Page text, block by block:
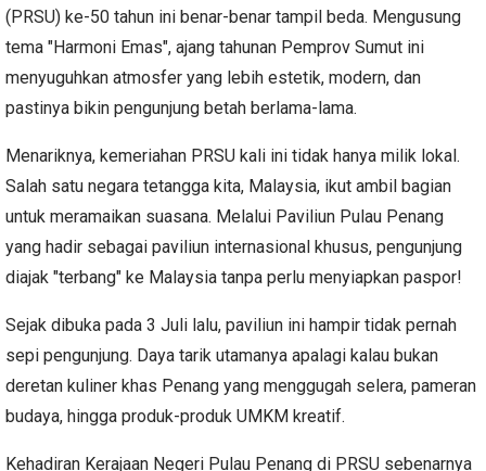
(PRSU) ke-50 tahun ini benar-benar tampil beda. Mengusung
tema "Harmoni Emas", ajang tahunan Pemprov Sumut ini
menyuguhkan atmosfer yang lebih estetik, modern, dan
pastinya bikin pengunjung betah berlama-lama.
Menariknya, kemeriahan PRSU kali ini tidak hanya milik lokal.
Salah satu negara tetangga kita, Malaysia, ikut ambil bagian
untuk meramaikan suasana. Melalui Paviliun Pulau Penang
yang hadir sebagai paviliun internasional khusus, pengunjung
diajak "terbang" ke Malaysia tanpa perlu menyiapkan paspor!
Sejak dibuka pada 3 Juli lalu, paviliun ini hampir tidak pernah
sepi pengunjung. Daya tarik utamanya apalagi kalau bukan
deretan kuliner khas Penang yang menggugah selera, pameran
budaya, hingga produk-produk UMKM kreatif.
Kehadiran Kerajaan Negeri Pulau Penang di PRSU sebenarnya